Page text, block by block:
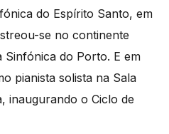
do Espírito Santo, em
se no continente
do Porto. E em
pianista solista na Sala
inaugurando o Ciclo de